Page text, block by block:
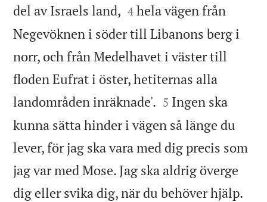
del av Israels land, 

4 hela vägen från
Negevöknen i söder till Libanons berg i
norr, och från Medelhavet i väster till
floden Eufrat i öster, hetiternas alla
landområden inräknade'. 

5 Ingen ska
kunna sätta hinder i vägen så länge du
lever, för jag ska vara med dig precis som
jag var med Mose. Jag ska aldrig överge
dig eller svika dig, när du behöver hjälp.